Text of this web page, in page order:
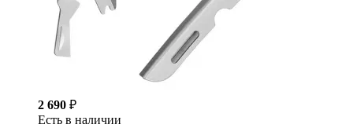
2 690 ₽
Есть в наличии